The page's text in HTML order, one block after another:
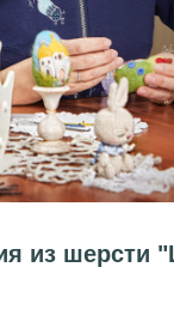
из шерсти